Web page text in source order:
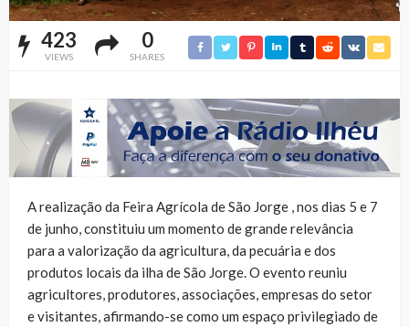
423
VIEWS
0
SHARES
A realização da Feira Agrícola de São Jorge , nos dias 5 e 7
de junho, constituiu um momento de grande relevância
para a valorização da agricultura, da pecuária e dos
produtos locais da ilha de São Jorge. O evento reuniu
agricultores, produtores, associações, empresas do setor
e visitantes, afirmando-se como um espaço privilegiado de